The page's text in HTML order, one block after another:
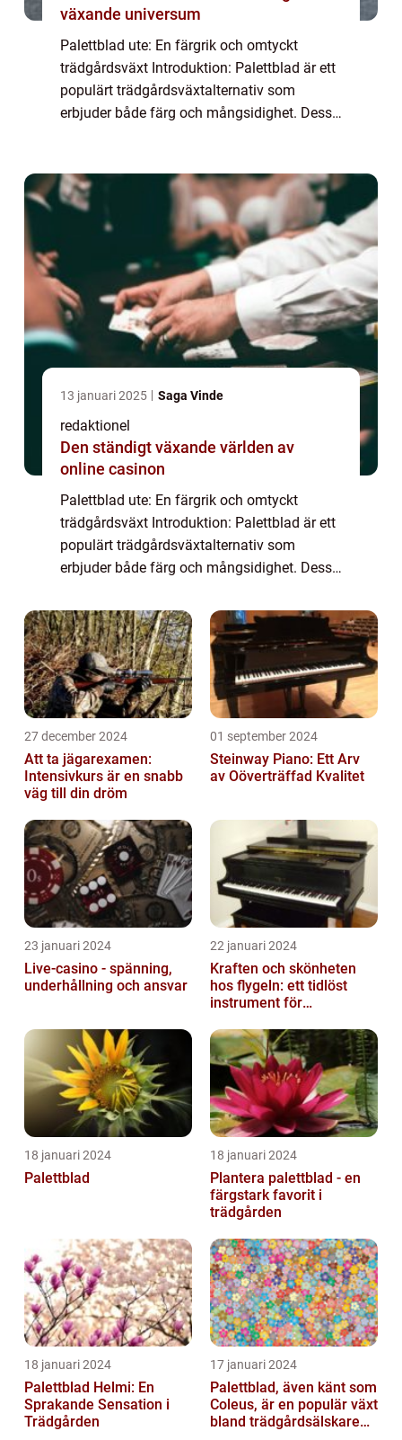
växande universum
Palettblad ute: En färgrik och omtyckt
trädgårdsväxt Introduktion: Palettblad är ett
populärt trädgårdsväxtalternativ som
erbjuder både färg och mångsidighet. Dessa
13 januari 2025 Saga Vinde
redaktionel
Den ständigt växande världen av
online casinon
Palettblad ute: En färgrik och omtyckt
trädgårdsväxt Introduktion: Palettblad är ett
populärt trädgårdsväxtalternativ som
erbjuder både färg och mångsidighet. Dessa
intensiva färger, vilket gör dem till perfe...
27 december 2024
Att ta jägarexamen:
Intensivkurs är en snabb
väg till din dröm
01 september 2024
Steinway Piano: Ett Arv
av Oöverträffad Kvalitet
23 januari 2024
Live-casino - spänning,
underhållning och ansvar
22 januari 2024
Kraften och skönheten
hos flygeln: ett tidlöst
instrument för
18 januari 2024
Palettblad
18 januari 2024
Plantera palettblad - en
färgstark favorit i
trädgården
18 januari 2024
Palettblad Helmi: En
Sprakande Sensation i
Trädgården
17 januari 2024
Palettblad, även känt som
Coleus, är en populär växt
bland trädgårdsälskare